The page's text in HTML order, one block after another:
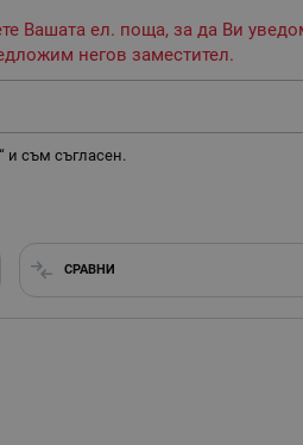
Вашата ел. поща, за да Ви
негов заместител.
и съм съгласен.
СРАВНИ